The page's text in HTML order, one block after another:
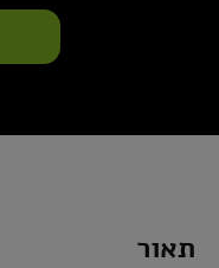
תאור